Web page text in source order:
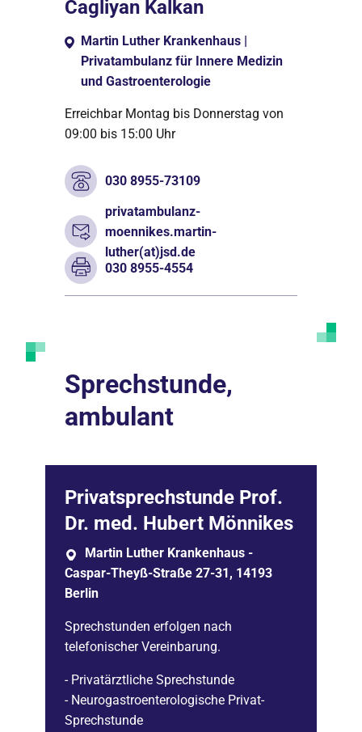
Cagliyan Kalkan
Martin Luther Krankenhaus |
Privatambulanz für Innere Medizin
und Gastroenterologie
Erreichbar Montag bis Donnerstag von
09:00 bis 15:00 Uhr
030 8955-73109
privatambulanz-
moennikes.martin-
luther(at)jsd.de
030 8955-4554
Sprechstunde,
ambulant
Privatsprechstunde Prof.
Dr. med. Hubert Mönnikes
Martin Luther Krankenhaus -
Caspar-Theyß-Straße 27-31, 14193
Berlin
Sprechstunden erfolgen nach
telefonischer Vereinbarung.
- Privatärztliche Sprechstunde
- Neurogastroenterologische Privat-
Sprechstunde